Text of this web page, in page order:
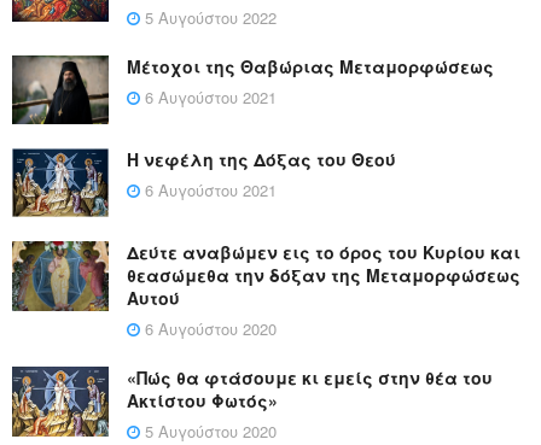
5 Αυγούστου 2022
Μέτοχοι της Θαβώριας Μεταμορφώσεως
6 Αυγούστου 2021
Η νεφέλη της Δόξας του Θεού
6 Αυγούστου 2021
Δεύτε αναβώμεν εις το όρος του Κυρίου και
θεασώμεθα την δόξαν της Μεταμορφώσεως
Αυτού
6 Αυγούστου 2020
«Πώς θα φτάσουμε κι εμείς στην θέα του
Ακτίστου Φωτός»
5 Αυγούστου 2020